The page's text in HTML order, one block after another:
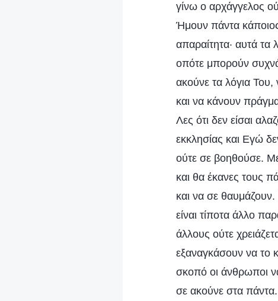
γίνω ο αρχάγγελος
Ήμουν πάντα κάποιος
απαραίτητα· αυτά τα
οπότε μπορούν
ακούνε τα λόγια
και να κάνουν
Λες ότι δεν είσαι
εκκλησίας και Εγώ
ούτε σε βοηθούσε.
και θα έκανες τους
και να σε
είναι τίποτα άλλο
άλλους ούτε
εξαναγκάσουν να το
σκοπό οι άνθρωποι
σε ακούνε στα πάντα.